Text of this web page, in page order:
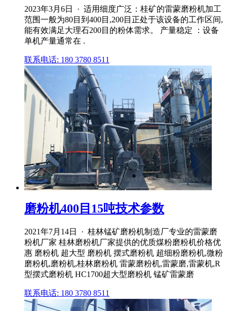
2023年3月6日 · 适用细度广泛：桂矿的雷蒙磨粉机加工
范围一般为80目到400目,200目正处于该设备的工作区间,
能有效满足大理石200目的粉体需求。 产量稳定 ：设备
单机产量通常在 .
联系电话: 180 3780 8511
磨粉机400目15吨技术参数
2021年7月14日 · 桂林锰矿磨粉机制造厂专业的雷蒙磨
粉机厂家 桂林磨粉机厂家提供的优质煤粉磨粉机价格优
惠 磨粉机 超大型 磨粉机 摆式磨粉机 超细粉磨粉机,微粉
磨粉机,磨粉机,桂林磨粉机 雷蒙磨粉机,雷蒙磨,雷蒙机,R
型摆式磨粉机 HC1700超大型磨粉机 锰矿雷蒙磨
联系电话: 180 3780 8511